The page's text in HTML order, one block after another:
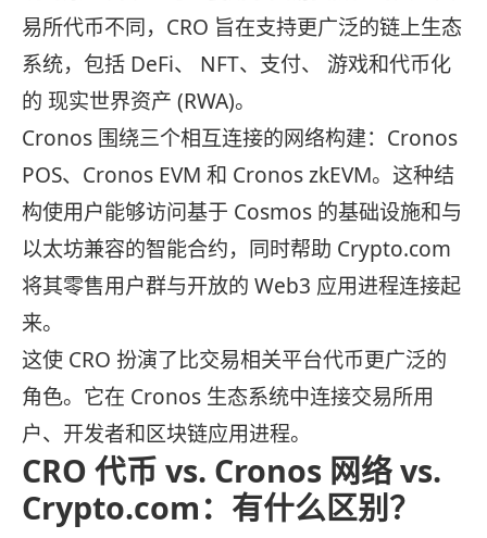
易所代币不同，CRO 旨在支持更广泛的链上生态
系统，包括 DeFi、 NFT、支付、 游戏和代币化
的 现实世界资产 (RWA)。
Cronos 围绕三个相互连接的网络构建：Cronos
POS、Cronos EVM 和 Cronos zkEVM。这种结
构使用户能够访问基于 Cosmos 的基础设施和与
以太坊兼容的智能合约，同时帮助 Crypto.com
将其零售用户群与开放的 Web3 应用进程连接起
来。
这使 CRO 扮演了比交易相关平台代币更广泛的
角色。它在 Cronos 生态系统中连接交易所用
户、开发者和区块链应用进程。
CRO 代币 vs. Cronos 网络 vs.
Crypto.com：有什么区别？